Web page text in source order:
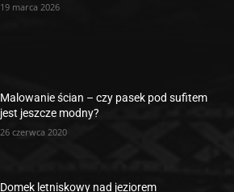
19 marca 2026
Malowanie ścian – czy pasek pod sufitem
jest jeszcze modny?
26 czerwca 2020
Domek letniskowy nad jeziorem